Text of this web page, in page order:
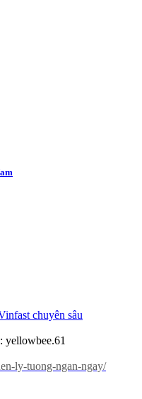
chuyên sâu
ly-tuong-ngan-ngay/